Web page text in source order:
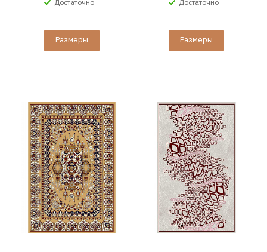
Достаточно
Размеры
Достаточно
Размеры